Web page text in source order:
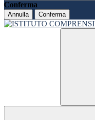
Conferma
Annulla Conferma